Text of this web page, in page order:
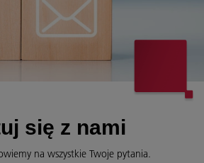
się z nami
na wszystkie Twoje pytania.